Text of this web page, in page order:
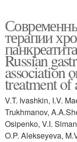
терапии
Russian
association
treatment of
V.T. Ivashkin, I.V.
Trukhmanov,
Osipenko, V.I.
O.P. Alekseyeva,